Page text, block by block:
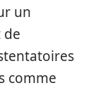
un
de
comme